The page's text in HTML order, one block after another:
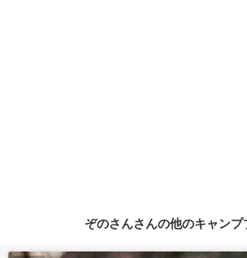
ぞのさんさんの他のキャンプ